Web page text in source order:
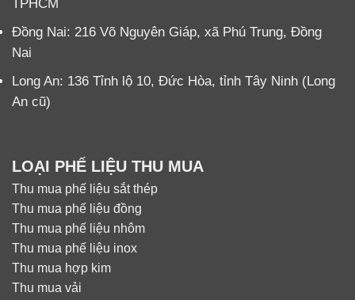
TPHCM
Đồng Nai: 216 Võ Nguyên Giáp, xã Phú Trung, Đồng
Nai
Long An: 136 Tỉnh lộ 10, Đức Hòa, tỉnh Tây Ninh (Long
An cũ)
LOẠI PHẾ LIỆU THU MUA
Thu mua phế liệu sắt thép
Thu mua phế liệu đồng
Thu mua phế liệu nhôm
Thu mua phế liệu inox
Thu mua hợp kim
Thu mua vải